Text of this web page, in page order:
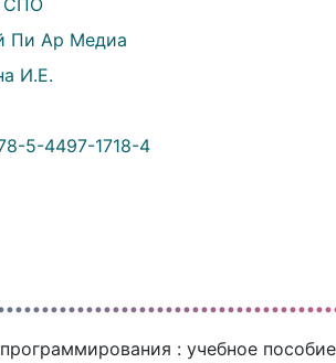
СПО
Пи Ар Медиа
И.Е.
5-4497-1718-4
: учебное